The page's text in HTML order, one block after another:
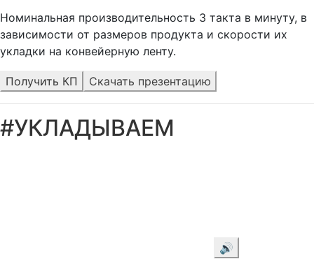
Номинальная производительность 3 такта в минуту, в
зависимости от размеров продукта и скорости их
укладки на конвейерную ленту.
Получить КП Скачать презентацию
#УКЛАДЫВАЕМ
🔊